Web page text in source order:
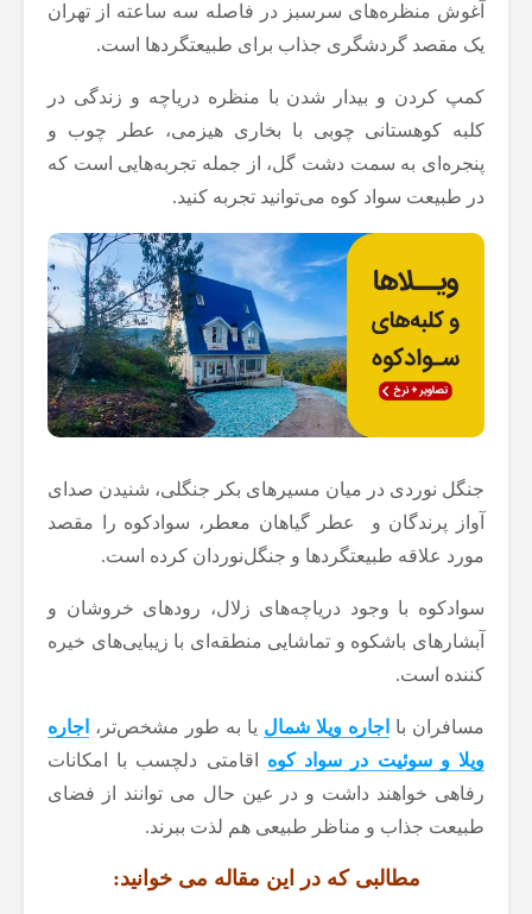
آغوش منظره‌های سرسبز در فاصله سه ساعته از تهران
یک مقصد گردشگری جذاب برای طبیعتگردها است.
کمپ کردن و بیدار شدن با منظره دریاچه و زندگی در
کلبه کوهستانی چوبی با بخاری هیزمی، عطر چوب و
پنجره‌ای به سمت دشت گل، از جمله تجربه‌هایی است که
در طبیعت سواد کوه می‌توانید تجربه کنید.
جنگل نوردی در میان مسیرهای بکر جنگلی، شنیدن صدای
آواز پرندگان و عطر گیاهان معطر، سوادکوه را مقصد
مورد علاقه طبیعتگردها و جنگل‌نوردان کرده است.
سوادکوه با وجود دریاچه‌های زلال، رودهای خروشان و
آبشارهای باشکوه و تماشایی منطقه‌ای با زیبایی‌های خیره
کننده است.
مسافران با اجاره ویلا شمال یا به طور مشخص‌تر، اجاره
ویلا و سوئیت در سواد کوه اقامتی دلچسب با امکانات
رفاهی خواهند داشت و در عین حال می توانند از فضای
طبیعت جذاب و مناظر طبیعی هم لذت ببرند.
مطالبی که در این مقاله می خوانید: